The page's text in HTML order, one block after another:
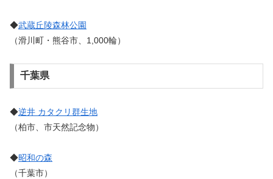
◆武蔵丘陵森林公園
（滑川町・熊谷市、1,000輪）
千葉県
◆逆井 カタクリ群生地
（柏市、市天然記念物）
◆昭和の森
（千葉市）